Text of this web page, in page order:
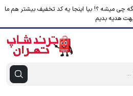
چی میشه ؟! بیا اینجا یه کد تخفیف بیشتر هم ما
هدیه بدیم